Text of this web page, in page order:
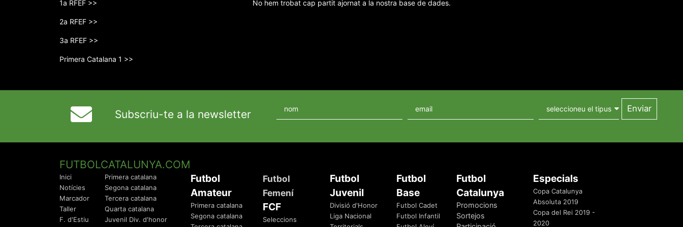
1a RFEF >>
2a RFEF >>
3a RFEF >>
Primera Catalana 1 >>
No hem trobat cap partit ajornat a la nostra base de dades.
Subscriu-te a la newsletter
FUTBOLCATALUNYA.COM
Inici
Notícies
Marcador
Taller
F. d'Estiu
Primera catalana
Segona catalana
Tercera catalana
Quarta catalana
Juvenil Div. d'honor
Futbol
Amateur
Primera catalana
Segona catalana
Futbol
Femení
FCF
Seleccions
Futbol
Juvenil
Divisió d'Honor
Liga Nacional
Futbol
Base
Futbol Cadet
Futbol Infantil
Futbol
Catalunya
Promocions
Sortejos
Especials
Copa Catalunya
Absoluta 2019
Copa del Rei 2019 -
2020